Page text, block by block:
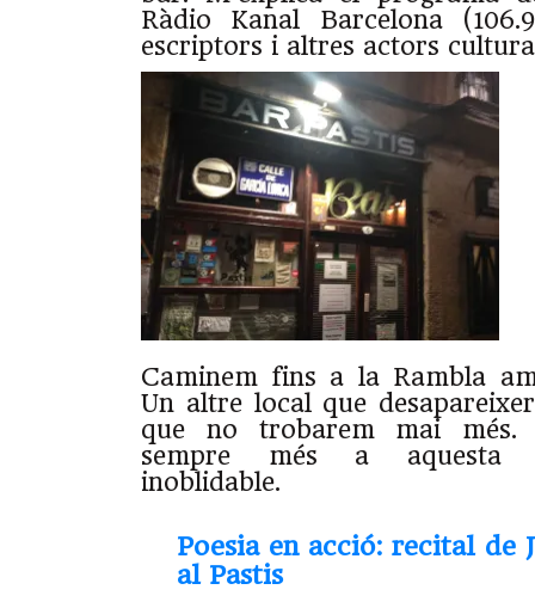
Ràdio Kanal Barcelona
escriptors i altres actors
Caminem fins a la Rambla
Un altre local que
que no trobarem mai més.
sempre més a aquesta
inoblidable.
Poesia en acció: recital de
al Pastis